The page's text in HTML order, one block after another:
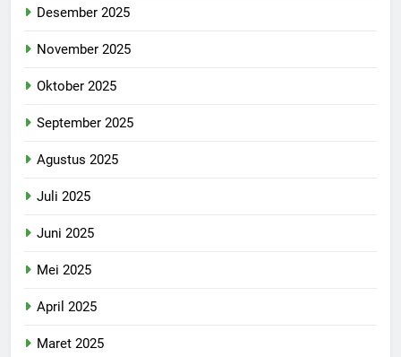
Desember 2025
November 2025
Oktober 2025
September 2025
Agustus 2025
Juli 2025
Juni 2025
Mei 2025
April 2025
Maret 2025